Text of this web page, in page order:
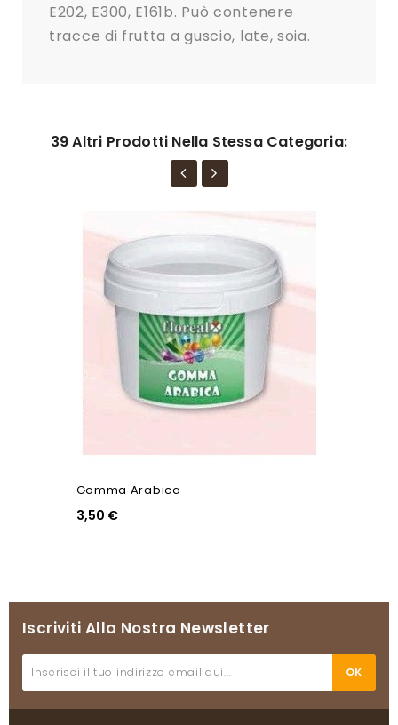
E202, E300, E161b. Può contenere
tracce di frutta a guscio, late, soia.
39 Altri Prodotti Nella Stessa Categoria:
Gomma Arabica
3,50 €
Iscriviti Alla Nostra Newsletter